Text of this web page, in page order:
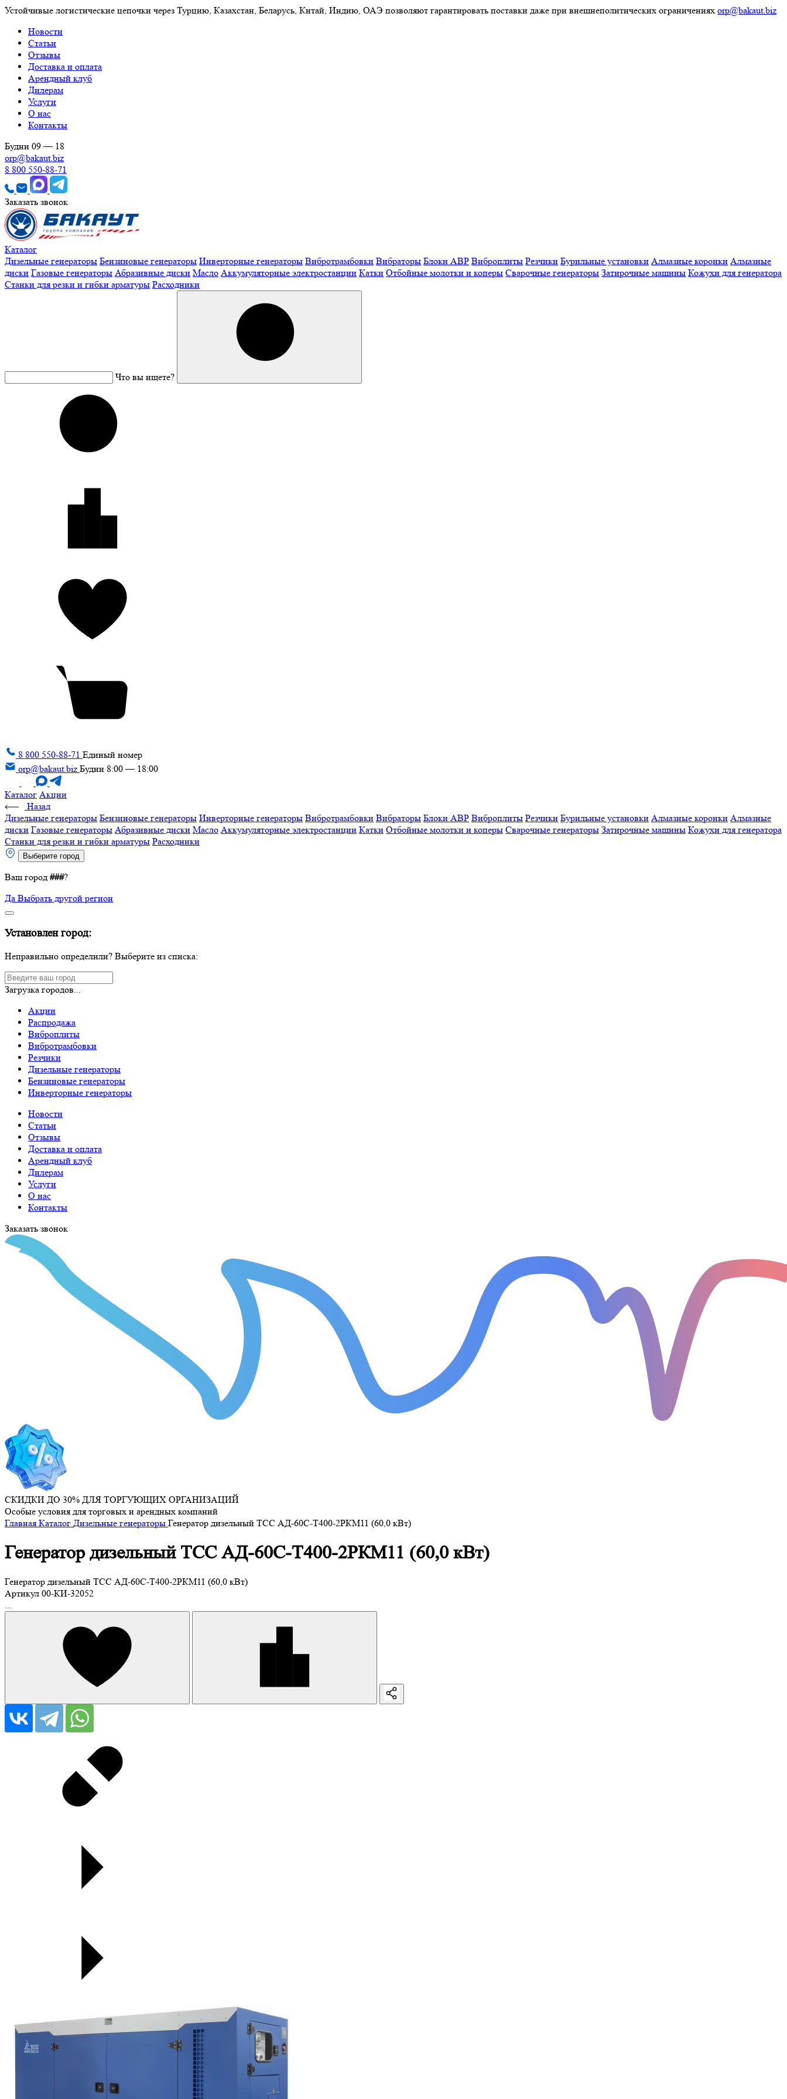
Устойчивые логистические цепочки через Турцию, Казахстан, Беларусь, Китай, Индию, ОАЭ позволяют гарантировать поставки даже при внешнеполитических ограничениях orp@bakaut.biz
Новости
Статьи
Отзывы
Доставка и оплата
Арендный клуб
Дилерам
Услуги
О нас
Контакты
Будни 09 — 18
orp@bakaut.biz
8 800 550-88-71
Заказать звонок
Каталог
Дизельные генераторы Бензиновые генераторы Инверторные генераторы Вибротрамбовки Вибраторы Блоки АВР Виброплиты Резчики Бурильные установки Алмазные коронки Алмазные
диски Газовые генераторы Абразивные диски Масло Аккумуляторные электростанции Катки Отбойные молотки и коперы Сварочные генераторы Затирочные машины Кожухи для генератора
Станки для резки и гибки арматуры Расходники
Что вы ищете?
8 800 550-88-71 Единый номер
orp@bakaut.biz Будни 8:00 — 18:00
Каталог Акции
Назад
Дизельные генераторы Бензиновые генераторы Инверторные генераторы Вибротрамбовки Вибраторы Блоки АВР Виброплиты Резчики Бурильные установки Алмазные коронки Алмазные
диски Газовые генераторы Абразивные диски Масло Аккумуляторные электростанции Катки Отбойные молотки и коперы Сварочные генераторы Затирочные машины Кожухи для генератора
Станки для резки и гибки арматуры Расходники
Выберите город
Ваш город ###?
Да Выбрать другой регион
Установлен город:
Неправильно определили? Выберите из списка:
Загрузка городов...
Акции
Распродажа
Виброплиты
Вибротрамбовки
Резчики
Дизельные генераторы
Бензиновые генераторы
Инверторные генераторы
Новости
Статьи
Отзывы
Доставка и оплата
Арендный клуб
Дилерам
Услуги
О нас
Контакты
Заказать звонок
СКИДКИ ДО 30% ДЛЯ ТОРГУЮЩИХ ОРГАНИЗАЦИЙ
Особые условия для торговых и арендных компаний
Главная Каталог Дизельные генераторы Генератор дизельный ТСС АД-60С-Т400-2РКМ11 (60,0 кВт)
Генератор дизельный ТСС АД-60С-Т400-2РКМ11 (60,0 кВт)
Генератор дизельный ТСС АД-60С-Т400-2РКМ11 (60,0 кВт)
Артикул 00-КИ-32052
...